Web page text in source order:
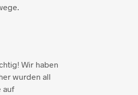
Wir haben
wurden all
auf